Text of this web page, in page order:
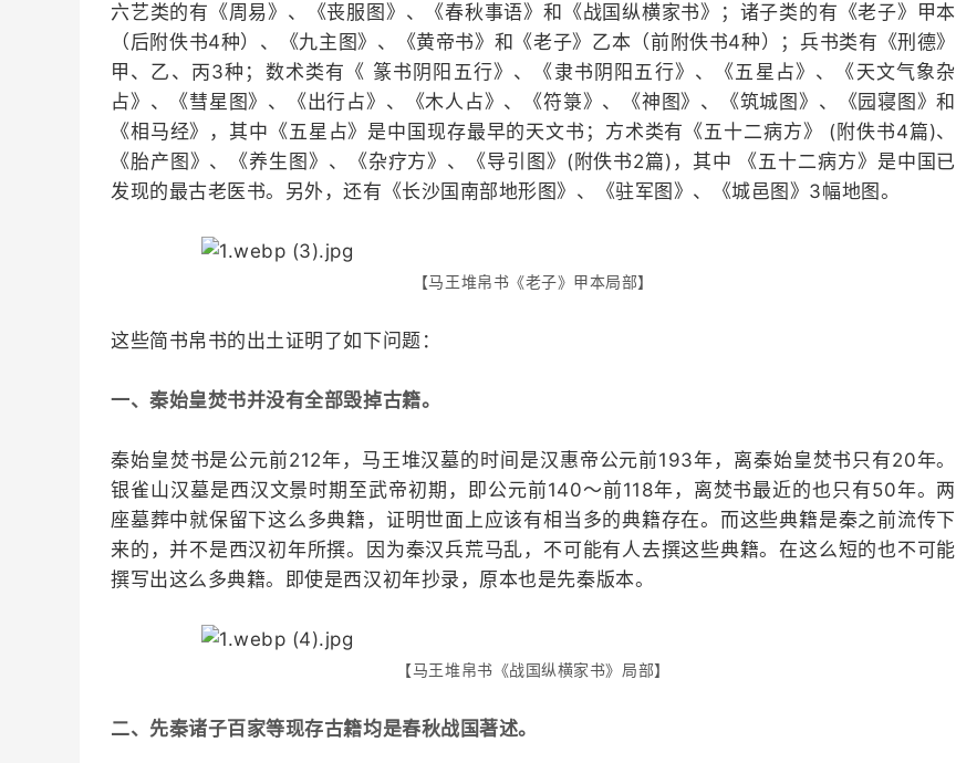
六艺类的有《周易》、《丧服图》、《春秋事语》和《战国纵横家书》；诸子类的有《老子》甲本
（后附佚书4种）、《九主图》、《黄帝书》和《老子》乙本（前附佚书4种）；兵书类有《刑德》
甲、乙、丙3种；数术类有《 篆书阴阳五行》、《隶书阴阳五行》、《五星占》、《天文气象杂
占》、《彗星图》、《出行占》、《木人占》、《符箓》、《神图》、《筑城图》、《园寝图》和
《相马经》，其中《五星占》是中国现存最早的天文书；方术类有《五十二病方》 (附佚书4篇)、
《胎产图》、《养生图》、《杂疗方》、《导引图》(附佚书2篇)，其中 《五十二病方》是中国已
发现的最古老医书。另外，还有《长沙国南部地形图》、《驻军图》、《城邑图》3幅地图。
【马王堆帛书《老子》甲本局部】
这些简书帛书的出土证明了如下问题：
一、秦始皇焚书并没有全部毁掉古籍。
秦始皇焚书是公元前212年，马王堆汉墓的时间是汉惠帝公元前193年，离秦始皇焚书只有20年。
银雀山汉墓是西汉文景时期至武帝初期，即公元前140～前118年，离焚书最近的也只有50年。两
座墓葬中就保留下这么多典籍，证明世面上应该有相当多的典籍存在。而这些典籍是秦之前流传下
来的，并不是西汉初年所撰。因为秦汉兵荒马乱，不可能有人去撰这些典籍。在这么短的也不可能
撰写出这么多典籍。即使是西汉初年抄录，原本也是先秦版本。
【马王堆帛书《战国纵横家书》局部】
二、先秦诸子百家等现存古籍均是春秋战国著述。